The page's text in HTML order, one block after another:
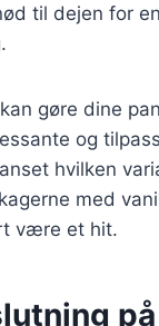
til dejen for
gøre dine
og
hvilken
med
være et hit.
på